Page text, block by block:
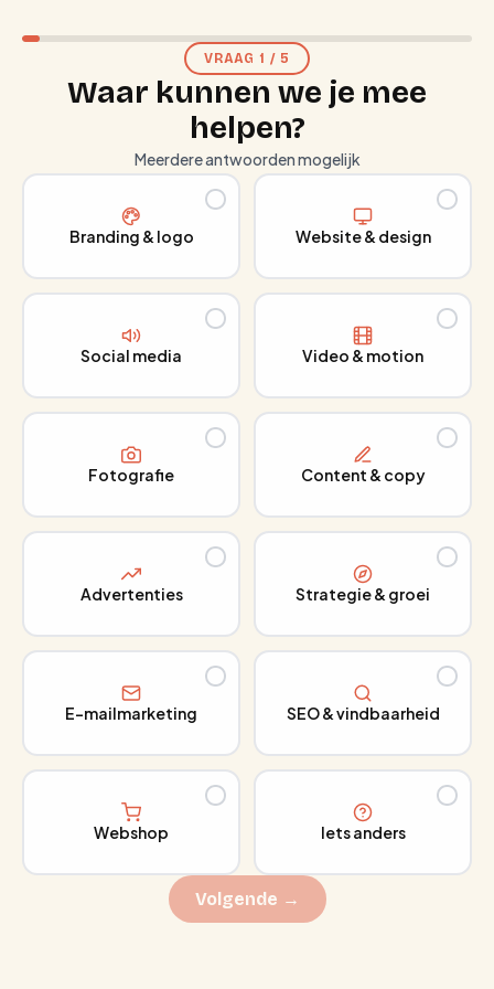
VRAAG 1 / 5
Waar kunnen we je mee
helpen?
Meerdere antwoorden mogelijk
Branding & logo Website & design
Social media Video & motion
Fotografie Content & copy
Advertenties Strategie & groei
E-mailmarketing SEO & vindbaarheid
Webshop Iets anders
Volgende →